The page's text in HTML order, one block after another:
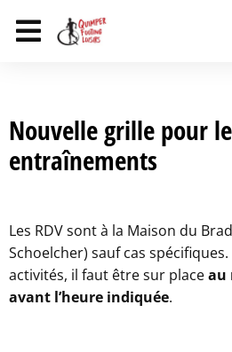
Nouvelle grille pour
entraînements
Les RDV sont à la Maison du
Schoelcher) sauf cas spécifiques.
activités, il faut être sur placeau
avant l’heure indiquée.